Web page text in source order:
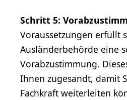
Schritt 5:
Voraussetzungen erfüllt
Ausländerbehörde eine
Vorabzustimmung.
Ihnen zugesandt, damit
Fachkraft weiterleiten